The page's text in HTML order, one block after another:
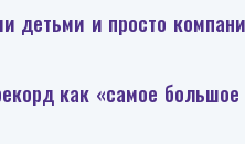
детьми и просто
как «самое большое